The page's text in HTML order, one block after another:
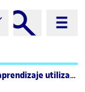
la IA generativa Bing